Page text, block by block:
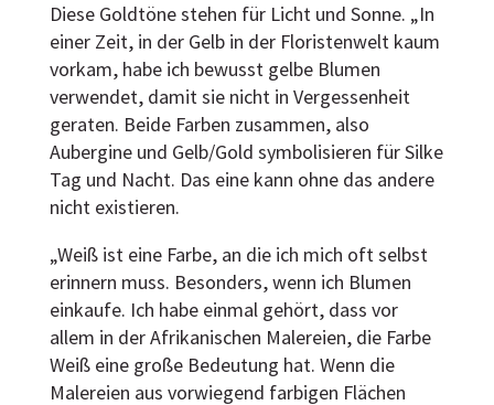
Diese Goldtöne stehen für Licht und Sonne. „In
einer Zeit, in der Gelb in der Floristenwelt kaum
vorkam, habe ich bewusst gelbe Blumen
verwendet, damit sie nicht in Vergessenheit
geraten. Beide Farben zusammen, also
Aubergine und Gelb/Gold symbolisieren für Silke
Tag und Nacht. Das eine kann ohne das andere
nicht existieren.
„Weiß ist eine Farbe, an die ich mich oft selbst
erinnern muss. Besonders, wenn ich Blumen
einkaufe. Ich habe einmal gehört, dass vor
allem in der Afrikanischen Malereien, die Farbe
Weiß eine große Bedeutung hat. Wenn die
Malereien aus vorwiegend farbigen Flächen